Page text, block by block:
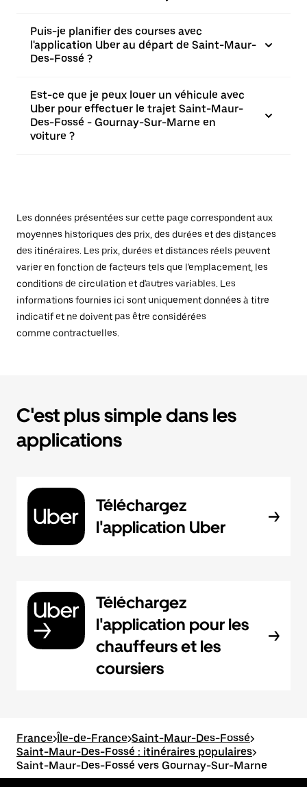
Puis-je planifier des courses avec
l'application Uber au départ de Saint-Maur-
Des-Fossé ?
Est-ce que je peux louer un véhicule avec
Uber pour effectuer le trajet Saint-Maur-
Des-Fossé - Gournay-Sur-Marne en
voiture ?
Les données présentées sur cette page correspondent aux
moyennes historiques des prix, des durées et des distances
des itinéraires. Les prix, durées et distances réels peuvent
varier en fonction de facteurs tels que l'emplacement, les
conditions de circulation et d'autres variables. Les
informations fournies ici sont uniquement données à titre
indicatif et ne doivent pas être considérées
comme contractuelles.
C'est plus simple dans les
applications
Téléchargez
l'application Uber
Téléchargez
l'application pour les
chauffeurs et les
coursiers
France>Île-de-France>Saint-Maur-Des-Fossé>
Saint-Maur-Des-Fossé : itinéraires populaires>
Saint-Maur-Des-Fossé vers Gournay-Sur-Marne